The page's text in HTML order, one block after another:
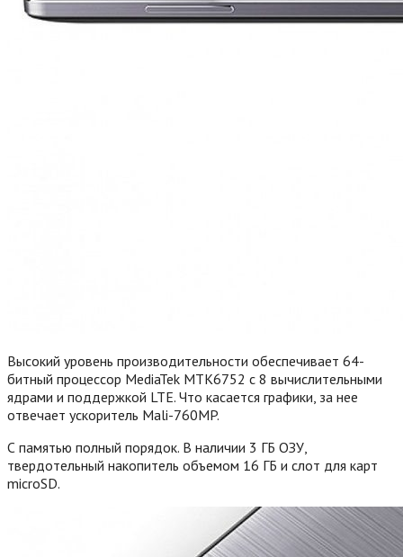
Высокий уровень производительности обеспечивает 64-
битный процессор MediaTek MTK6752 с 8 вычислительными
ядрами и поддержкой LTE. Что касается графики, за нее
отвечает ускоритель Mali-760MP.
С памятью полный порядок. В наличии 3 ГБ ОЗУ,
твердотельный накопитель объемом 16 ГБ и слот для карт
microSD.